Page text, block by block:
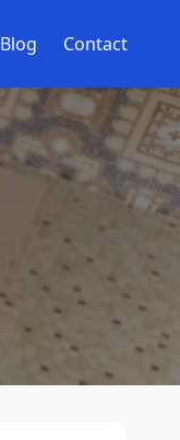
Blog Contact